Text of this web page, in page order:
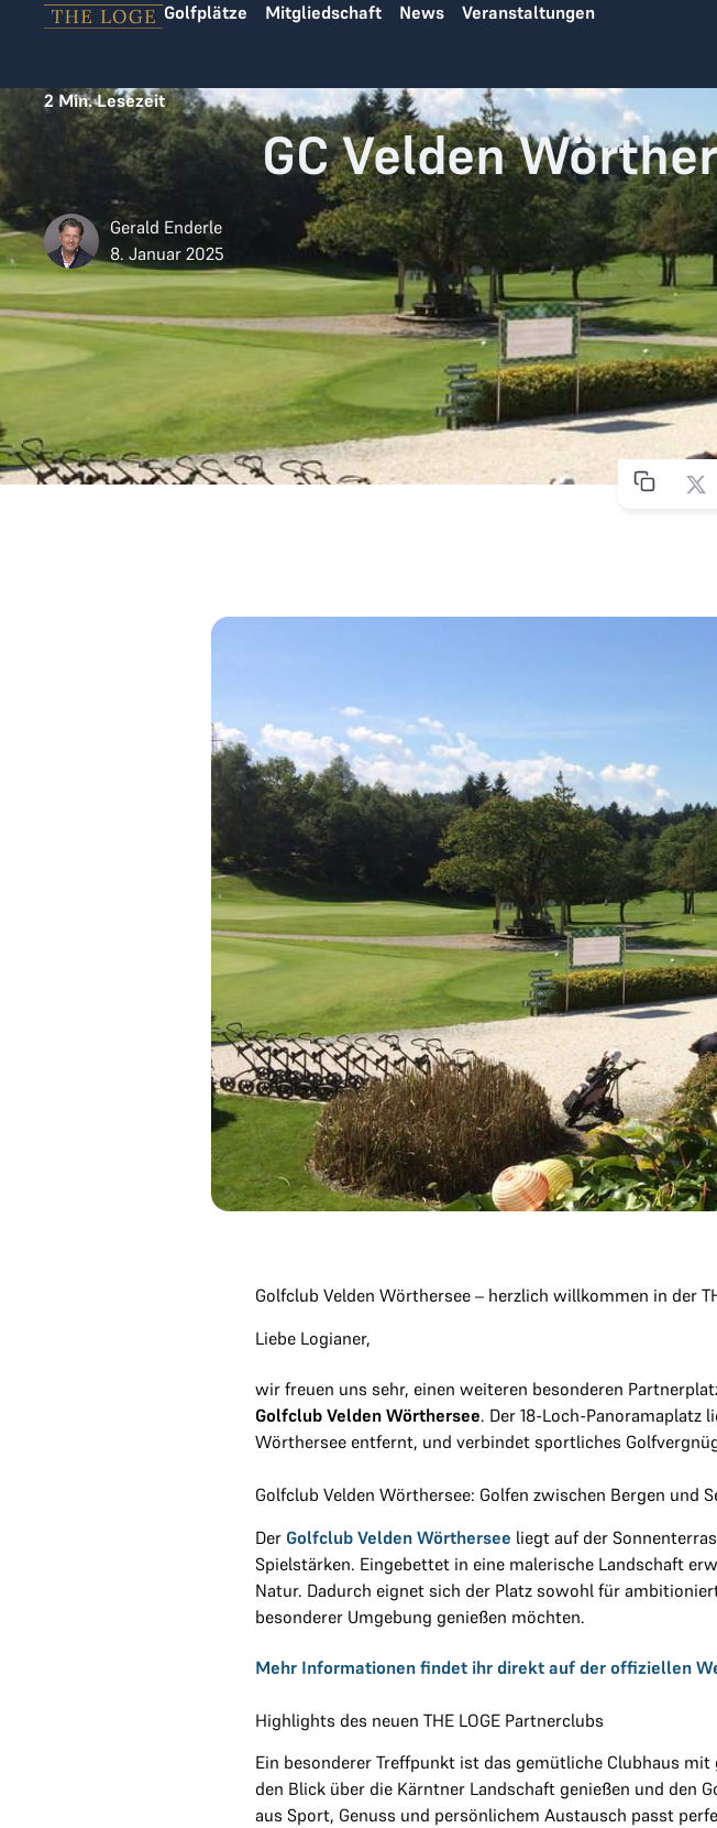
Zum Inhalt springen Golfplätze Mitgliedschaft News Veranstaltungen
2 Min. Lesezeit
GC Velden
Gerald Enderle
8. Januar 2025
Golfclub Velden Wörthersee – herzlich willkommen in der
Liebe Logianer,
wir freuen uns sehr, einen weiteren besonderen
Golfclub Velden Wörthersee. Der 18-Loch-Panoramaplatz
Wörthersee entfernt, und verbindet sportliches
Golfclub Velden Wörthersee: Golfen zwischen Bergen und
Der Golfclub Velden Wörthersee liegt auf der
Spielstärken. Eingebettet in eine malerische Landschaft
Natur. Dadurch eignet sich der Platz sowohl für
besonderer Umgebung genießen möchten.
Mehr Informationen findet ihr direkt auf der offiziellen
Highlights des neuen THE LOGE Partnerclubs
Ein besonderer Treffpunkt ist das gemütliche Clubhaus
den Blick über die Kärntner Landschaft genießen und den
aus Sport, Genuss und persönlichem Austausch passt